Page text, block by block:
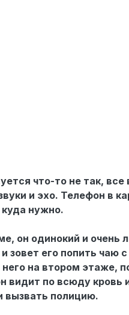
что-то не так, все
и эхо. Телефон в
нужно.
он одинокий и очень
зовет его попить чаю
на втором этаже,
видит по всюду кровь
вызвать полицию.